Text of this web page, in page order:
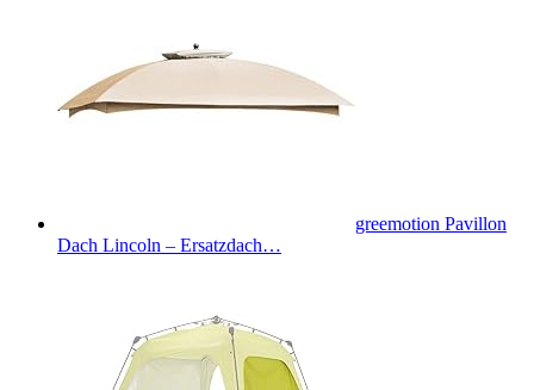
greemotion Pavillon
Dach Lincoln – Ersatzdach…